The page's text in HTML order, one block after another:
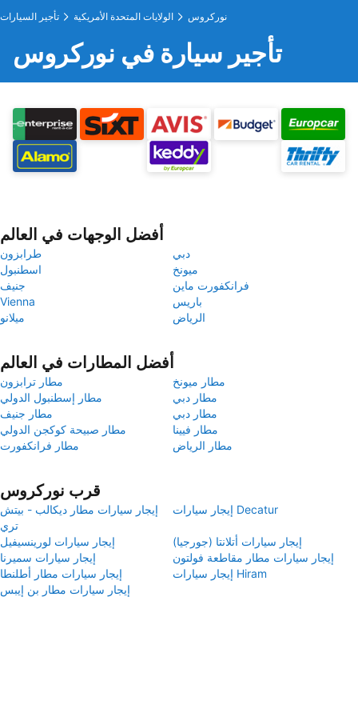
تأجير السيارات الولايات المتحدة الأمريكية نوركروس
تأجير سيارة في نوركروس
أفضل الوجهات في العالم
طرابزون
دبي
اسطنبول
ميونخ
جنيف
فرانكفورت ماين
Vienna
باريس
ميلانو
الرياض
أفضل المطارات في العالم
مطار ترابزون
مطار ميونخ
مطار إسطنبول الدولي
مطار دبي
مطار جنيف
مطار دبي
مطار صبيحة كوكجن الدولي
مطار فيينا
مطار فرانكفورت
مطار الرياض
قرب نوركروس
إيجار سيارات مطار ديكالب - بيتش
تري
إيجار سيارات Decatur
إيجار سيارات لورينسيفيل
إيجار سيارات أتلانتا (جورجيا)
إيجار سيارات سميرنا
إيجار سيارات مطار مقاطعة فولتون
إيجار سيارات مطار أطلنطا
إيجار سيارات Hiram
إيجار سيارات مطار بن إيبس